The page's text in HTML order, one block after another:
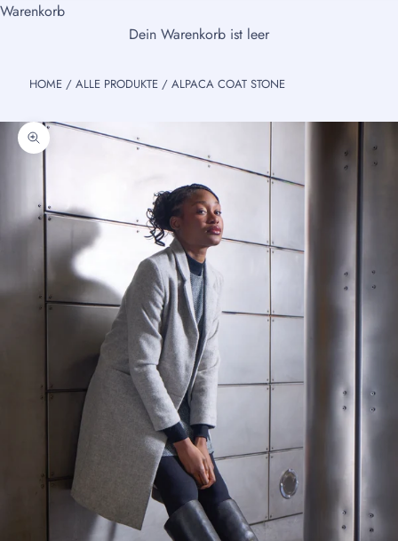
Warenkorb
Dein Warenkorb ist leer
HOME / ALLE PRODUKTE / ALPACA COAT STONE
Bild vergrößern